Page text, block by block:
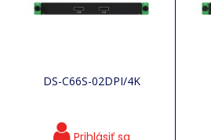
DS-C66S-02DPI/4K